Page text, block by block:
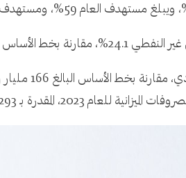
ومستهدف الرؤية 50%.